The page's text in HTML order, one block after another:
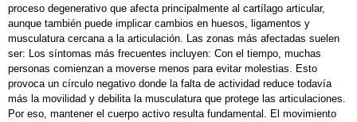
proceso degenerativo que afecta principalmente al cartílago articular,
aunque también puede implicar cambios en huesos, ligamentos y
musculatura cercana a la articulación. Las zonas más afectadas suelen
ser: Los síntomas más frecuentes incluyen: Con el tiempo, muchas
personas comienzan a moverse menos para evitar molestias. Esto
provoca un círculo negativo donde la falta de actividad reduce todavía
más la movilidad y debilita la musculatura que protege las articulaciones.
Por eso, mantener el cuerpo activo resulta fundamental. El movimiento